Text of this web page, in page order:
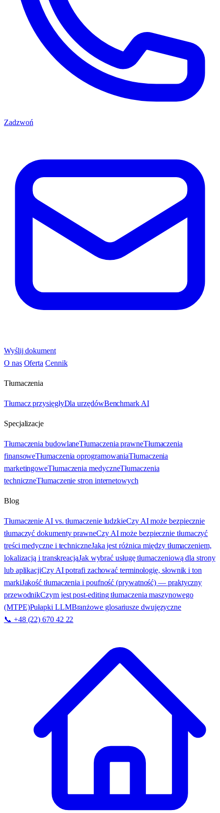
Zadzwoń
Wyślij dokument
O nas Oferta Cennik
Tłumaczenia
Tłumacz przysięgłyDla urzędówBenchmark AI
Specjalizacje
Tłumaczenia budowlaneTłumaczenia prawneTłumaczenia
finansoweTłumaczenia oprogramowaniaTłumaczenia
marketingoweTłumaczenia medyczneTłumaczenia
techniczneTłumaczenie stron internetowych
Blog
Tłumaczenie AI vs. tłumaczenie ludzkieCzy AI może bezpiecznie
tłumaczyć dokumenty prawneCzy AI może bezpiecznie tłumaczyć
treści medyczne i techniczneJaka jest różnica między tłumaczeniem,
lokalizacją i transkreacjąJak wybrać usługę tłumaczeniową dla strony
lub aplikacjiCzy AI potrafi zachować terminologię, słownik i ton
markiJakość tłumaczenia i poufność (prywatność) — praktyczny
przewodnikCzym jest post-editing tłumaczenia maszynowego
(MTPE)Pułapki LLMBranżowe glosariusze dwujęzyczne
📞 +48 (22) 670 42 22